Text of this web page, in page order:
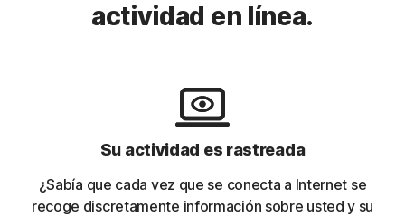
actividad en línea.
Su actividad es rastreada
¿Sabía que cada vez que se conecta a Internet se
recoge discretamente información sobre usted y su